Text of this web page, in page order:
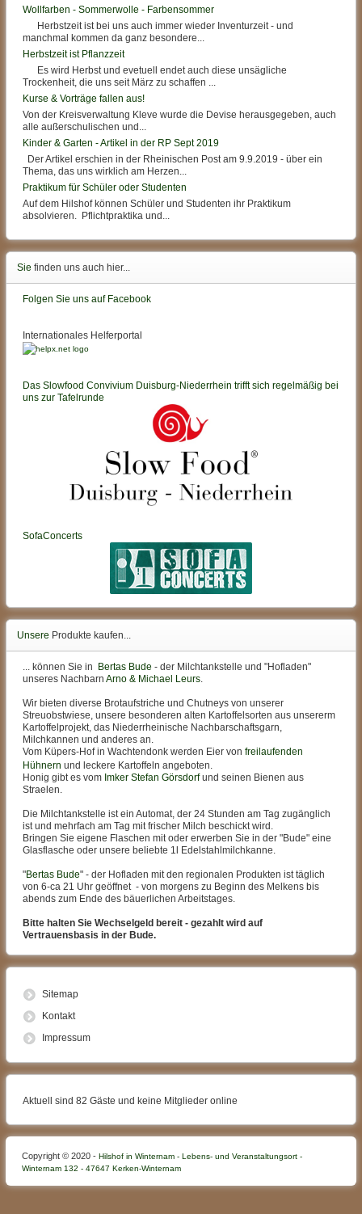
Wollfarben - Sommerwolle - Farbensommer
Herbstzeit ist bei uns auch immer wieder Inventurzeit - und
manchmal kommen da ganz besondere...
Herbstzeit ist Pflanzzeit
Es wird Herbst und evetuell endet auch diese unsägliche
Trockenheit, die uns seit März zu schaffen ...
Kurse & Vorträge fallen aus!
Von der Kreisverwaltung Kleve wurde die Devise herausgegeben, auch
alle außerschulischen und...
Kinder & Garten - Artikel in der RP Sept 2019
Der Artikel erschien in der Rheinischen Post am 9.9.2019 - über ein
Thema, das uns wirklich am Herzen...
Praktikum für Schüler oder Studenten
Auf dem Hilshof können Schüler und Studenten ihr Praktikum
absolvieren. Pflichtpraktika und...
Sie finden uns auch hier...
Folgen Sie uns auf Facebook
Internationales Helferportal
Das Slowfood Convivium Duisburg-Niederrhein trifft sich regelmäßig bei
uns zur Tafelrunde
SofaConcerts
Unsere Produkte kaufen...
... können Sie in Bertas Bude - der Milchtankstelle und "Hofladen"
unseres Nachbarn Arno & Michael Leurs.
Wir bieten diverse Brotaufstriche und Chutneys von unserer
Streuobstwiese, unsere besonderen alten Kartoffelsorten aus unsererm
Kartoffelprojekt, das Niederrheinische Nachbarschaftsgarn,
Milchkannen und anderes an.
Vom Küpers-Hof in Wachtendonk werden Eier von freilaufenden
Hühnern und leckere Kartoffeln angeboten.
Honig gibt es vom Imker Stefan Görsdorfund seinen Bienen aus
Straelen.
Die Milchtankstelle ist ein Automat, der 24 Stunden am Tag zugänglich
ist und mehrfach am Tag mit frischer Milch beschickt wird.
Bringen Sie eigene Flaschen mit oder erwerben Sie in der "Bude" eine
Glasflasche oder unsere beliebte 1l Edelstahlmilchkanne.
"Bertas Bude" - der Hofladen mit den regionalen Produkten ist täglich
von 6-ca 21 Uhr geöffnet - von morgens zu Beginn des Melkens bis
abends zum Ende des bäuerlichen Arbeitstages.
Bitte halten Sie Wechselgeld bereit - gezahlt wird auf
Vertrauensbasis in der Bude.
Sitemap
Kontakt
Impressum
Aktuell sind 82 Gäste und keine Mitglieder online
Copyright © 2020 - Hilshof in Winternam - Lebens- und Veranstaltungsort -
Winternam 132 - 47647 Kerken-Winternam